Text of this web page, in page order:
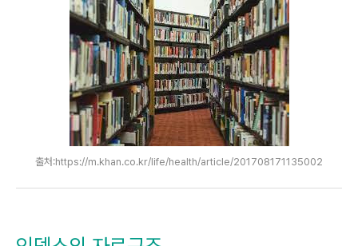
출처:https://m.khan.co.kr/life/health/article/201708171135002